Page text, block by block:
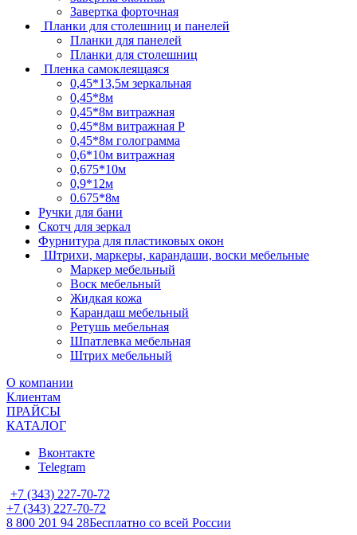
Завертка форточная
Планки для столешниц и панелей
Планки для панелей
Планки для столешниц
Пленка самоклеящаяся
0,45*13,5м зеркальная
0,45*8м
0,45*8м витражная
0,45*8м витражная Р
0,45*8м голограмма
0,6*10м витражная
0,675*10м
0,9*12м
0.675*8м
Ручки для бани
Скотч для зеркал
Фурнитура для пластиковых окон
Штрихи, маркеры, карандаши, воски мебельные
Маркер мебельный
Воск мебельный
Жидкая кожа
Карандаш мебельный
Ретушь мебельная
Шпатлевка мебельная
Штрих мебельный
О компании
Клиентам
ПРАЙСЫ
КАТАЛОГ
Вконтакте
Telegram
+7 (343) 227-70-72
+7 (343) 227-70-72
8 800 201 94 28Бесплатно со всей России